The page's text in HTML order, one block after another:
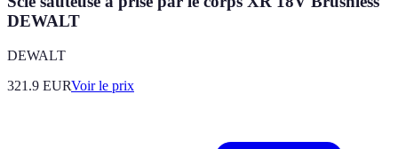
DEWALT
DEWALT
321.9 EURVoir le prix